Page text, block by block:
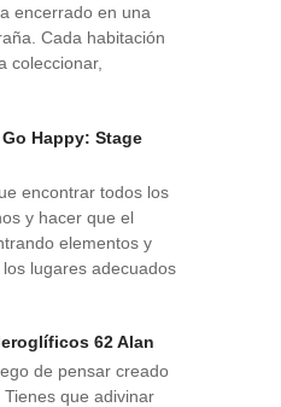
encerrado en una
Cada habitación
coleccionar,
Happy: Stage
encontrar todos los
y hacer que el
elementos y
lugares adecuados
62 Alan
de pensar creado
Tienes que adivinar